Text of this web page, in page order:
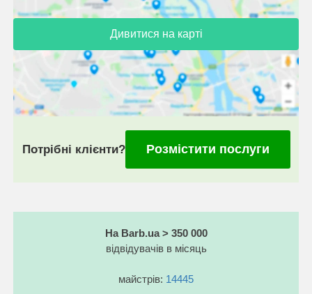
Дивитися на карті
Потрібні клієнти? Розмістити послуги
На Barb.ua > 350 000
відвідувачів в місяць
майстрів: 14445